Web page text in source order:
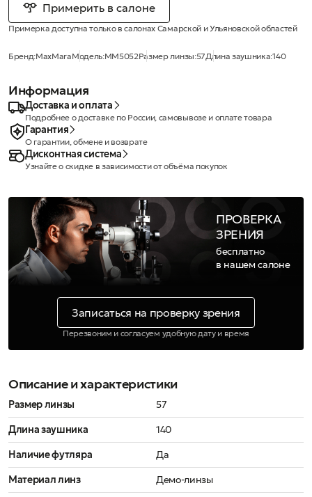
Примерить в салоне
Примерка доступна только в салонах Самарской и Ульяновской областей
Бренд:MaxMaraМодель:MM5052Размер линзы:57Длина заушника:140
Информация
Доставка и оплата
Подробнее о доставке по России, самовывозе и оплате товара
Гарантия
О гарантии, обмене и возврате
Дисконтная система
Узнайте о скидке в зависимости от объёма покупок
ПРОВЕРКА
ЗРЕНИЯ
бесплатно
в нашем салоне
Записаться на проверку зрения
Перезвоним и согласуем удобную дату и время
Описание и характеристики
Размер линзы
57
Длина заушника
140
Наличие футляра
Да
Материал линз
Демо-линзы